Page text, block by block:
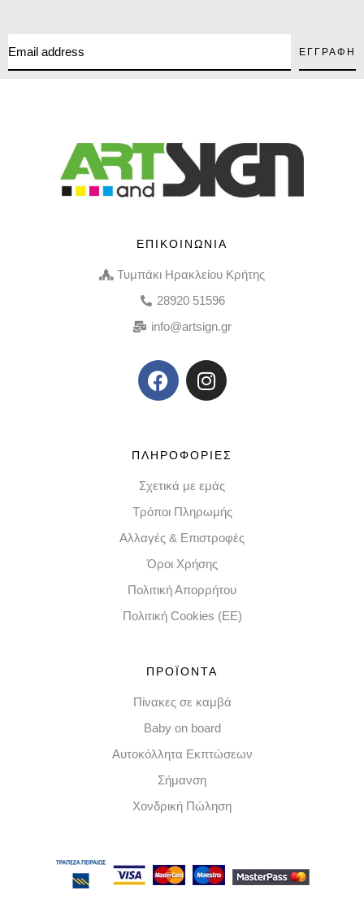
ΕΠΙΚΟΙΝΩΝΙΑ
Τυμπάκι Ηρακλείου Κρήτης
28920 51596
info@artsign.gr
ΠΛΗΡΟΦΟΡΙΕΣ
Σχετικά με εμάς
Τρόποι Πληρωμής
Αλλαγές & Επιστροφές
Όροι Χρήσης
Πολιτική Απορρήτου
Πολιτική Cookies (EE)
ΠΡΟΪΟΝΤΑ
Πίνακες σε καμβά
Baby on board
Αυτοκόλλητα Εκπτώσεων
Σήμανση
Χονδρική Πώληση